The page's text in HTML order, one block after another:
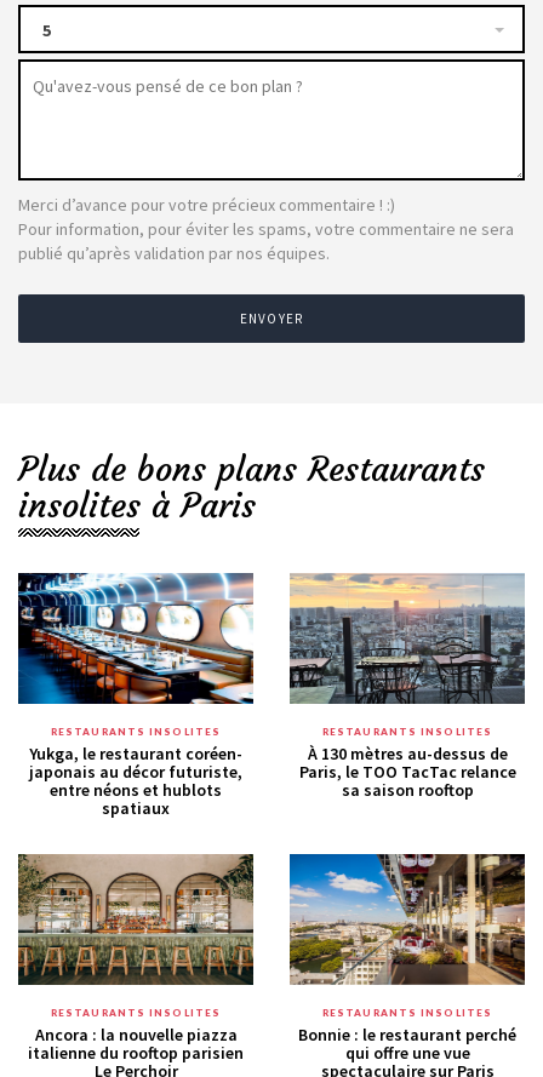
5
Merci d’avance pour votre précieux commentaire ! :)
Pour information, pour éviter les spams, votre commentaire ne sera
publié qu’après validation par nos équipes.
ENVOYER
Plus de bons plans Restaurants
insolites à Paris
RESTAURANTS INSOLITES
Yukga, le restaurant coréen-
japonais au décor futuriste,
entre néons et hublots
spatiaux
RESTAURANTS INSOLITES
À 130 mètres au-dessus de
Paris, le TOO TacTac relance
sa saison rooftop
RESTAURANTS INSOLITES
Ancora : la nouvelle piazza
italienne du rooftop parisien
Le Perchoir
RESTAURANTS INSOLITES
Bonnie : le restaurant perché
qui offre une vue
spectaculaire sur Paris